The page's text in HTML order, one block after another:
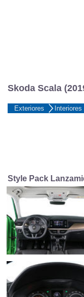
Skoda Scala
Exteriores Interiores
Style Pack